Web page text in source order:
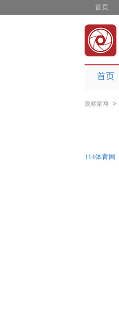
首页
首页
观察家网 >
114体育网